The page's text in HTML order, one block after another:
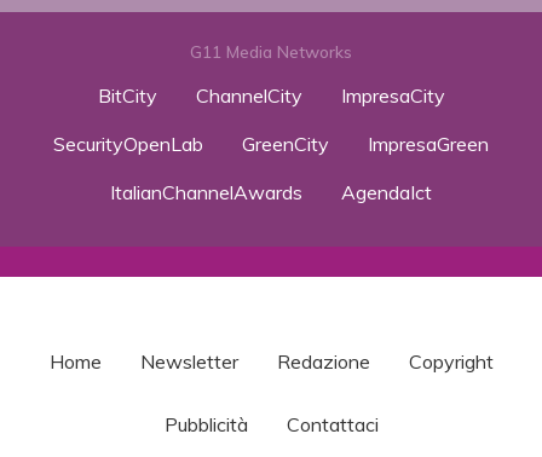
G11 Media Networks
BitCity ChannelCity
ImpresaCity
SecurityOpenLab
GreenCity
ImpresaGreen
ItalianChannelAwards
AgendaIct
Home Newsletter Redazione Copyright
Pubblicità Contattaci